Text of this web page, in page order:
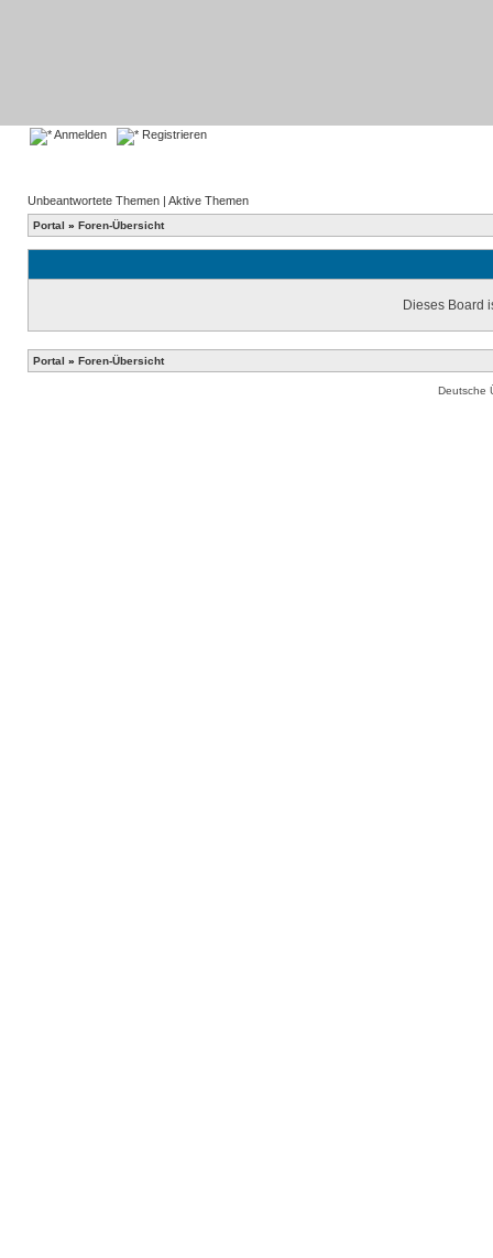
Anmelden Registrieren
Unbeantwortete Themen | Aktive Themen
Portal » Foren-Übersicht
Dieses Board
Portal » Foren-Übersicht
Deutsche